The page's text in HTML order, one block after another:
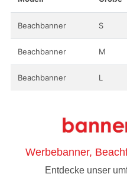
Beachbanner S
Beachbanner M
Beachbanner L
Werbebanner,
Entdecke unser